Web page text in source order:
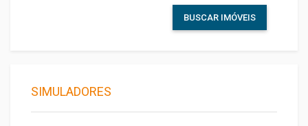
BUSCAR IMÓVEIS
SIMULADORES